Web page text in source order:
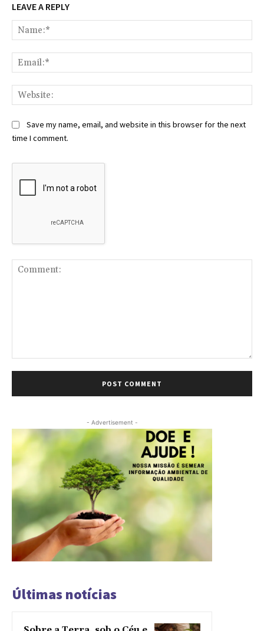
LEAVE A REPLY
Save my name, email, and website in this browser for the next
time I comment.
- Advertisement -
Últimas notícias